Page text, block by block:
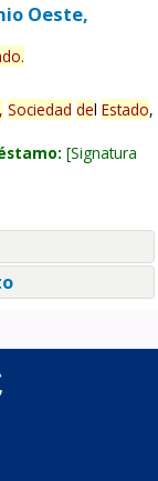
Oeste,
.
Sociedad del Estado,
Signatura